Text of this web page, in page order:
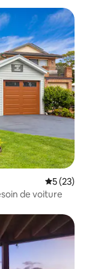
5 (23)
de voiture